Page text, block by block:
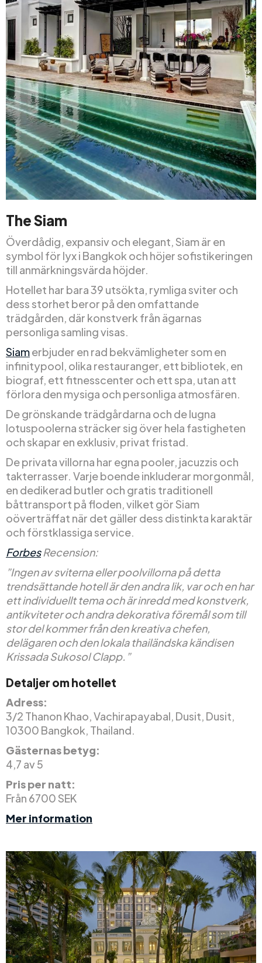
The Siam
Överdådig, expansiv och elegant, Siam är en
symbol för lyx i Bangkok och höjer sofistikeringen
till anmärkningsvärda höjder.
Hotellet har bara 39 utsökta, rymliga sviter och
dess storhet beror på den omfattande
trädgården, där konstverk från ägarnas
personliga samling visas.
Siamerbjuder en rad bekvämligheter som en
infinitypool, olika restauranger, ett bibliotek, en
biograf, ett fitnesscenter och ett spa, utan att
förlora den mysiga och personliga atmosfären.
De grönskande trädgårdarna och de lugna
lotuspoolerna sträcker sig över hela fastigheten
och skapar en exklusiv, privat fristad.
De privata villorna har egna pooler, jacuzzis och
takterrasser. Varje boende inkluderar morgonmål,
en dedikerad butler och gratis traditionell
båttransport på floden, vilket gör Siam
oöverträffat när det gäller dess distinkta karaktär
och förstklassiga service.
Forbes Recension:
”Ingen av sviterna eller poolvillorna på detta
trendsättande hotell är den andra lik, var och en har
ett individuellt tema och är inredd med konstverk,
antikviteter och andra dekorativa föremål som till
stor del kommer från den kreativa chefen,
delägaren och den lokala thailändska kändisen
Krissada Sukosol Clapp.”
Detaljer om hotellet
Adress:
3/2 Thanon Khao, Vachirapayabal, Dusit, Dusit,
10300 Bangkok, Thailand.
Gästernas betyg:
4,7 av 5
Pris per natt:
Från 6700 SEK
Mer information